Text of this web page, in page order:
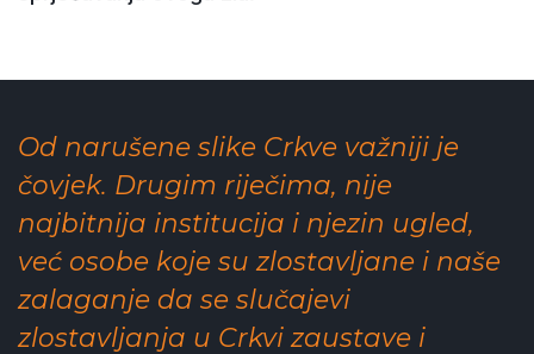
Od narušene slike Crkve važniji je
čovjek. Drugim riječima, nije
najbitnija institucija i njezin ugled,
već osobe koje su zlostavljane i naše
zalaganje da se slučajevi
zlostavljanja u Crkvi zaustave i